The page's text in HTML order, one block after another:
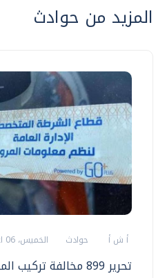
المزيد من حوادث
أ ش أ حوادث الخميس، 06 اغسطس 2026 01:31 م
تحرير 899 مخالفة تركيب الملصق الإلكتروني